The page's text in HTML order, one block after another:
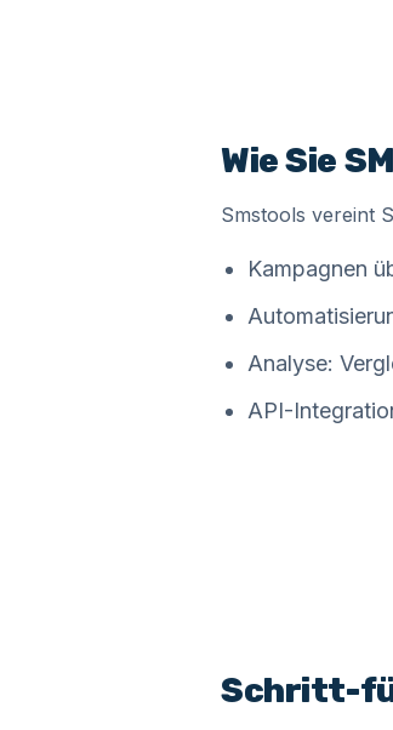
Wie Sie
Smstools vereint
Kampagnen
Analyse:
API-
Schritt-